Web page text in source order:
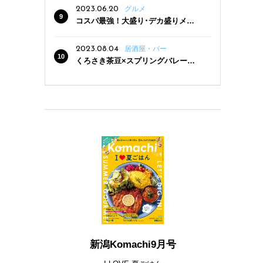
2023.06.20
グルメ
コスパ最強！大盛り･デカ盛りメニ
2023.08.04
居酒屋・バー
くろさき茶豆×スプリングバレー豊
新潟Komachi9月号